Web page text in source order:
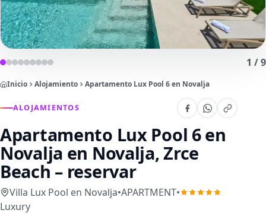
1 /9
Inicio Alojamiento Apartamento Lux Pool 6 en Novalja
ALOJAMIENTOS
Apartamento Lux Pool 6 en
Novalja en Novalja, Zrce
Beach – reservar
Villa Lux Pool en Novalja•APARTMENT•
Luxury